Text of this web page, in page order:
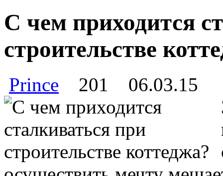
С чем приходится
строительстве
Prince 201
06.03.15